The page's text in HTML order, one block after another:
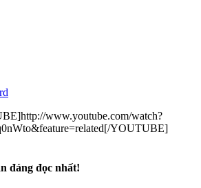
www.youtube.com/watch?
YOUTUBE]​
đáng đọc nhất!